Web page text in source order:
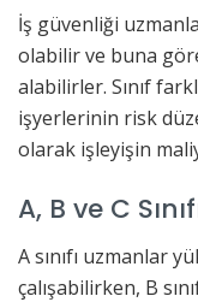
İş güvenliği
olabilir ve buna
alabilirler. Sınıf
işyerlerinin risk
olarak işleyişin
A, B ve C
A sınıfı uzmanlar
çalışabilirken, B